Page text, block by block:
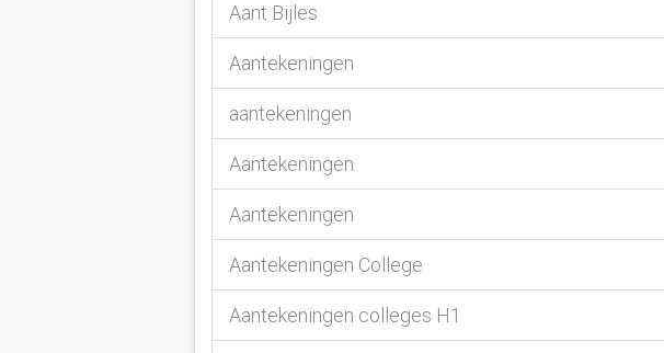
Aant Bijles
Aantekeningen
aantekeningen
Aantekeningen
Aantekeningen
Aantekeningen College
Aantekeningen colleges H1